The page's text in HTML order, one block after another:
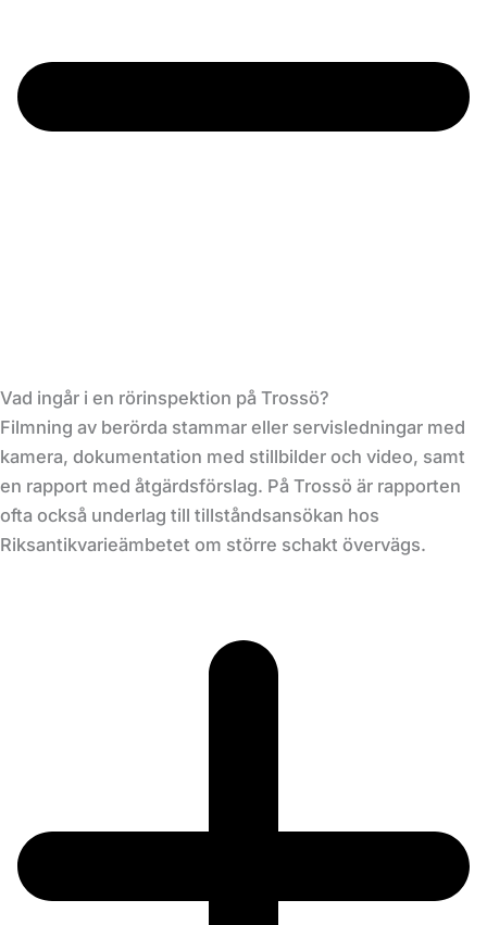
Vad ingår i en rörinspektion på Trossö?
Filmning av berörda stammar eller servisledningar med
kamera, dokumentation med stillbilder och video, samt
en rapport med åtgärdsförslag. På Trossö är rapporten
ofta också underlag till tillståndsansökan hos
Riksantikvarieämbetet om större schakt övervägs.